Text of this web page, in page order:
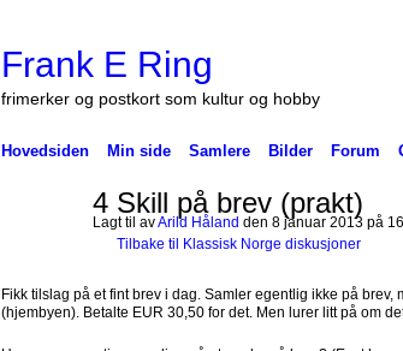
Frank E Ring
frimerker og postkort som kultur og hobby
Hovedsiden Min side Samlere Bilder Forum
4 Skill på brev (prakt)
Lagt til avArild Håland den 8 januar 2013 på
Tilbake til Klassisk Norge diskusjoner
Fikk tilslag på et fint brev i dag. Samler egentlig ikke på
(hjembyen). Betalte EUR 30,50 for det. Men lurer litt på om